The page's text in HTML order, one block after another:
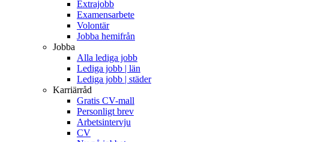
Extrajobb
Examensarbete
Volontär
Jobba hemifrån
Jobba
Alla lediga jobb
Lediga jobb | län
Lediga jobb | städer
Karriärråd
Gratis CV-mall
Personligt brev
Arbetsintervju
CV